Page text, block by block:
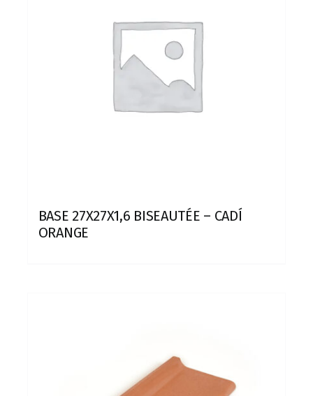
BASE 27X27X1,6 BISEAUTÉE – CADÍ
ORANGE